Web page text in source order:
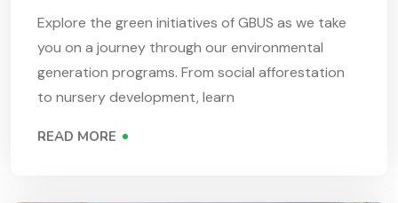
Explore the green initiatives of GBUS as we take
you on a journey through our environmental
generation programs. From social afforestation
to nursery development, learn
READ MORE